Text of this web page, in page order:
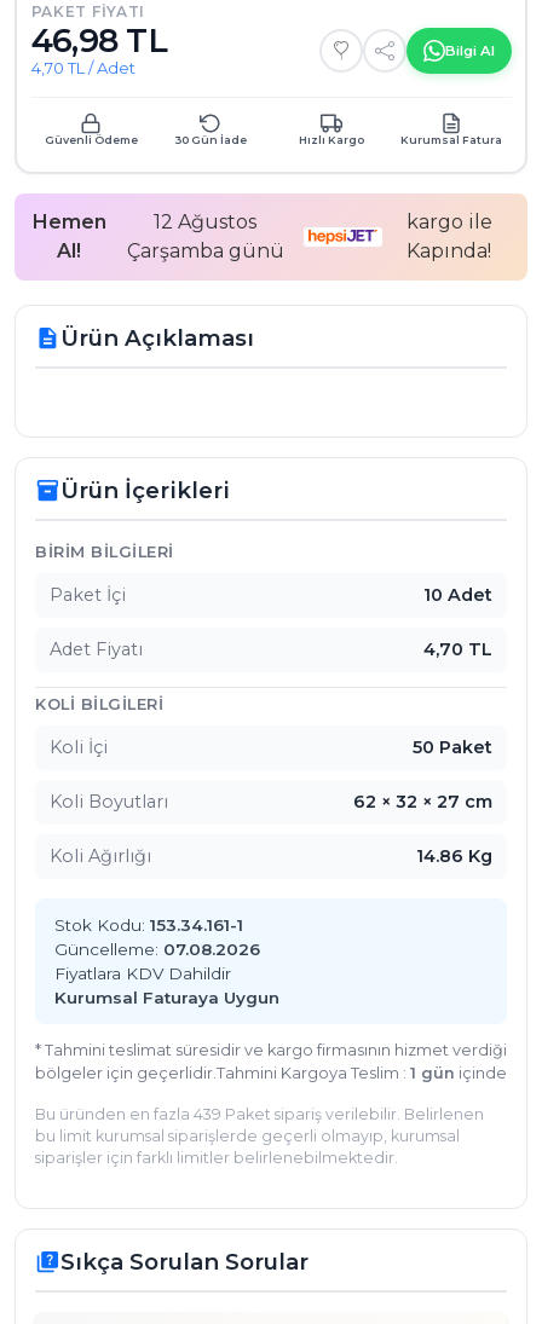
PAKET FIYATI
46,98 TL
4,70 TL / Adet
Bilgi Al
Güvenli Ödeme 30 Gün İade Hızlı Kargo Kurumsal Fatura
Hemen
Al!
12 Ağustos
Çarşamba günü
kargo ile
Kapında!
description Ürün Açıklaması
inventory_2Ürün İçerikleri
Ürün İçerikleri
BIRIM BILGILERI
Paket İçi 10 Adet
Adet Fiyatı 4,70 TL
KOLI BILGILERI
Koli İçi 50 Paket
Koli Boyutları 62 × 32 × 27 cm
Koli Ağırlığı 14.86 Kg
Stok Kodu: 153.34.161-1
Güncelleme: 07.08.2026
Fiyatlara KDV Dahildir
Kurumsal Faturaya Uygun
* Tahmini teslimat süresidir ve kargo firmasının hizmet verdiği
bölgeler için geçerlidir.Tahmini Kargoya Teslim : 1 gün içinde
Bu üründen en fazla 439 Paket sipariş verilebilir. Belirlenen
bu limit kurumsal siparişlerde geçerli olmayıp, kurumsal
siparişler için farklı limitler belirlenebilmektedir.
quizSıkça Sorulan Sorular